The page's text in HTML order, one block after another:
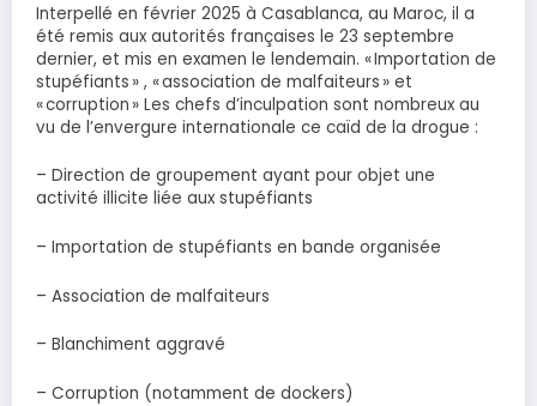
Interpellé en février 2025 à Casablanca, au Maroc, il a
été remis aux autorités françaises le 23 septembre
dernier, et mis en examen le lendemain. « Importation de
stupéfiants » , « association de malfaiteurs » et
« corruption » Les chefs d’inculpation sont nombreux au
vu de l’envergure internationale ce caïd de la drogue :
– Direction de groupement ayant pour objet une
activité illicite liée aux stupéfiants
– Importation de stupéfiants en bande organisée
– Association de malfaiteurs
– Blanchiment aggravé
– Corruption (notamment de dockers)